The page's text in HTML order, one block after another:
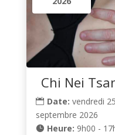
Chi Nei
Date: vendredi
septembre 2026
Heure: 9h00 -